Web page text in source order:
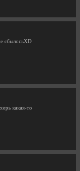
сбылосьXD
какая-то